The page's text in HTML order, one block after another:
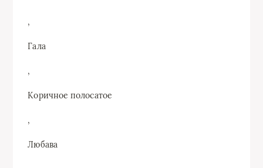
,
Гала
,
Коричное полосатое
,
Любава